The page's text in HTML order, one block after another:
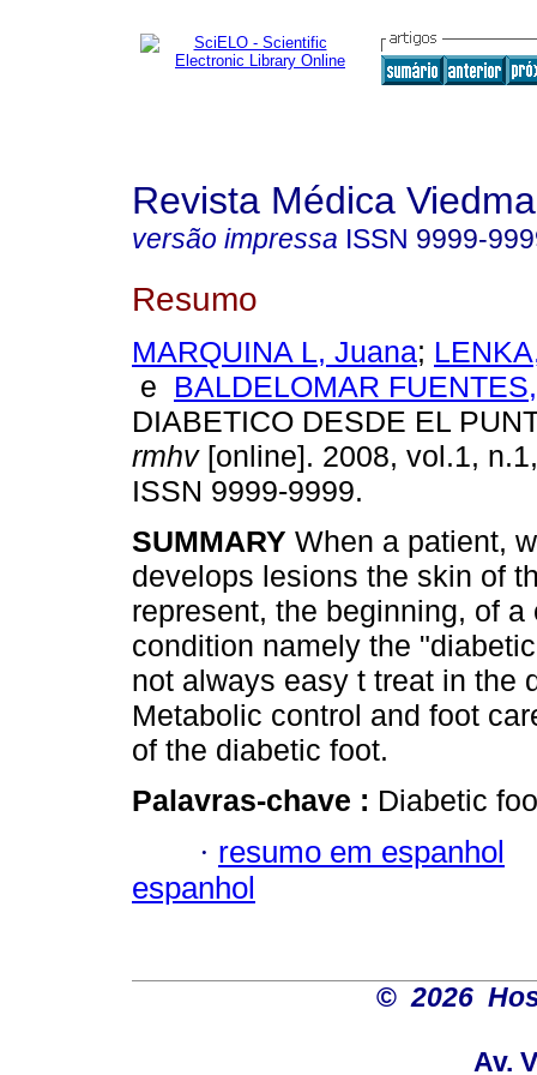
Revista Médica Viedma
versão impressa ISSN 9999-
Resumo
MARQUINA L, Juana;
e BALDELOMAR
DIABETICO DESDE EL
rmhv[online]. 2008, vol.1,
ISSN 9999-9999.
SUMMARY When a patient,
develops lesions the skin of
represent, the beginning, of a
condition namely the
not always easy t treat in the
Metabolic control and foot
of the diabetic foot.
Palavras-chave : Diabetic
· resumo em espanhol
espanhol
© 2026
Av.